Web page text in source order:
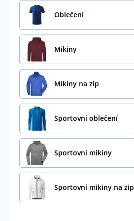
Oblečení
Mikiny
Mikiny na zip
Sportovní oblečení
Sportovní mikiny
Sportovní mikiny na zip